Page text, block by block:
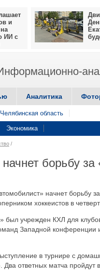
и
ИИ с
Аналитика
Челябинская область
Экономика
/
борьбу
начнет
хоккеистов в
был учрежден КХЛ для
Западной
в турнире с
ответных матча пройдут